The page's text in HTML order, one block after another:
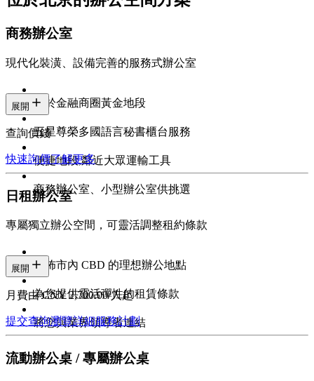
商務辦公室
現代化裝潢、設備完善的服務式辦公室
位於金融商圈黃金地段
五星尊榮多國語言秘書櫃台服務
便捷地段,鄰近大眾運輸工具
商務辦公室、小型辦公室供挑選
展開
查詢價錢
快速詢價了解更多
日租辦公室
專屬獨立辦公空間，可靈活調整租約條款
遍佈市內 CBD 的理想辦公地點
為您提供靈活彈性的租賃條款
將您與業界領導者連結
展開
月費由 CNY 2,700.00/人起
提交查詢瀏覽詳細服務計劃
流動辦公桌 / 專屬辦公桌